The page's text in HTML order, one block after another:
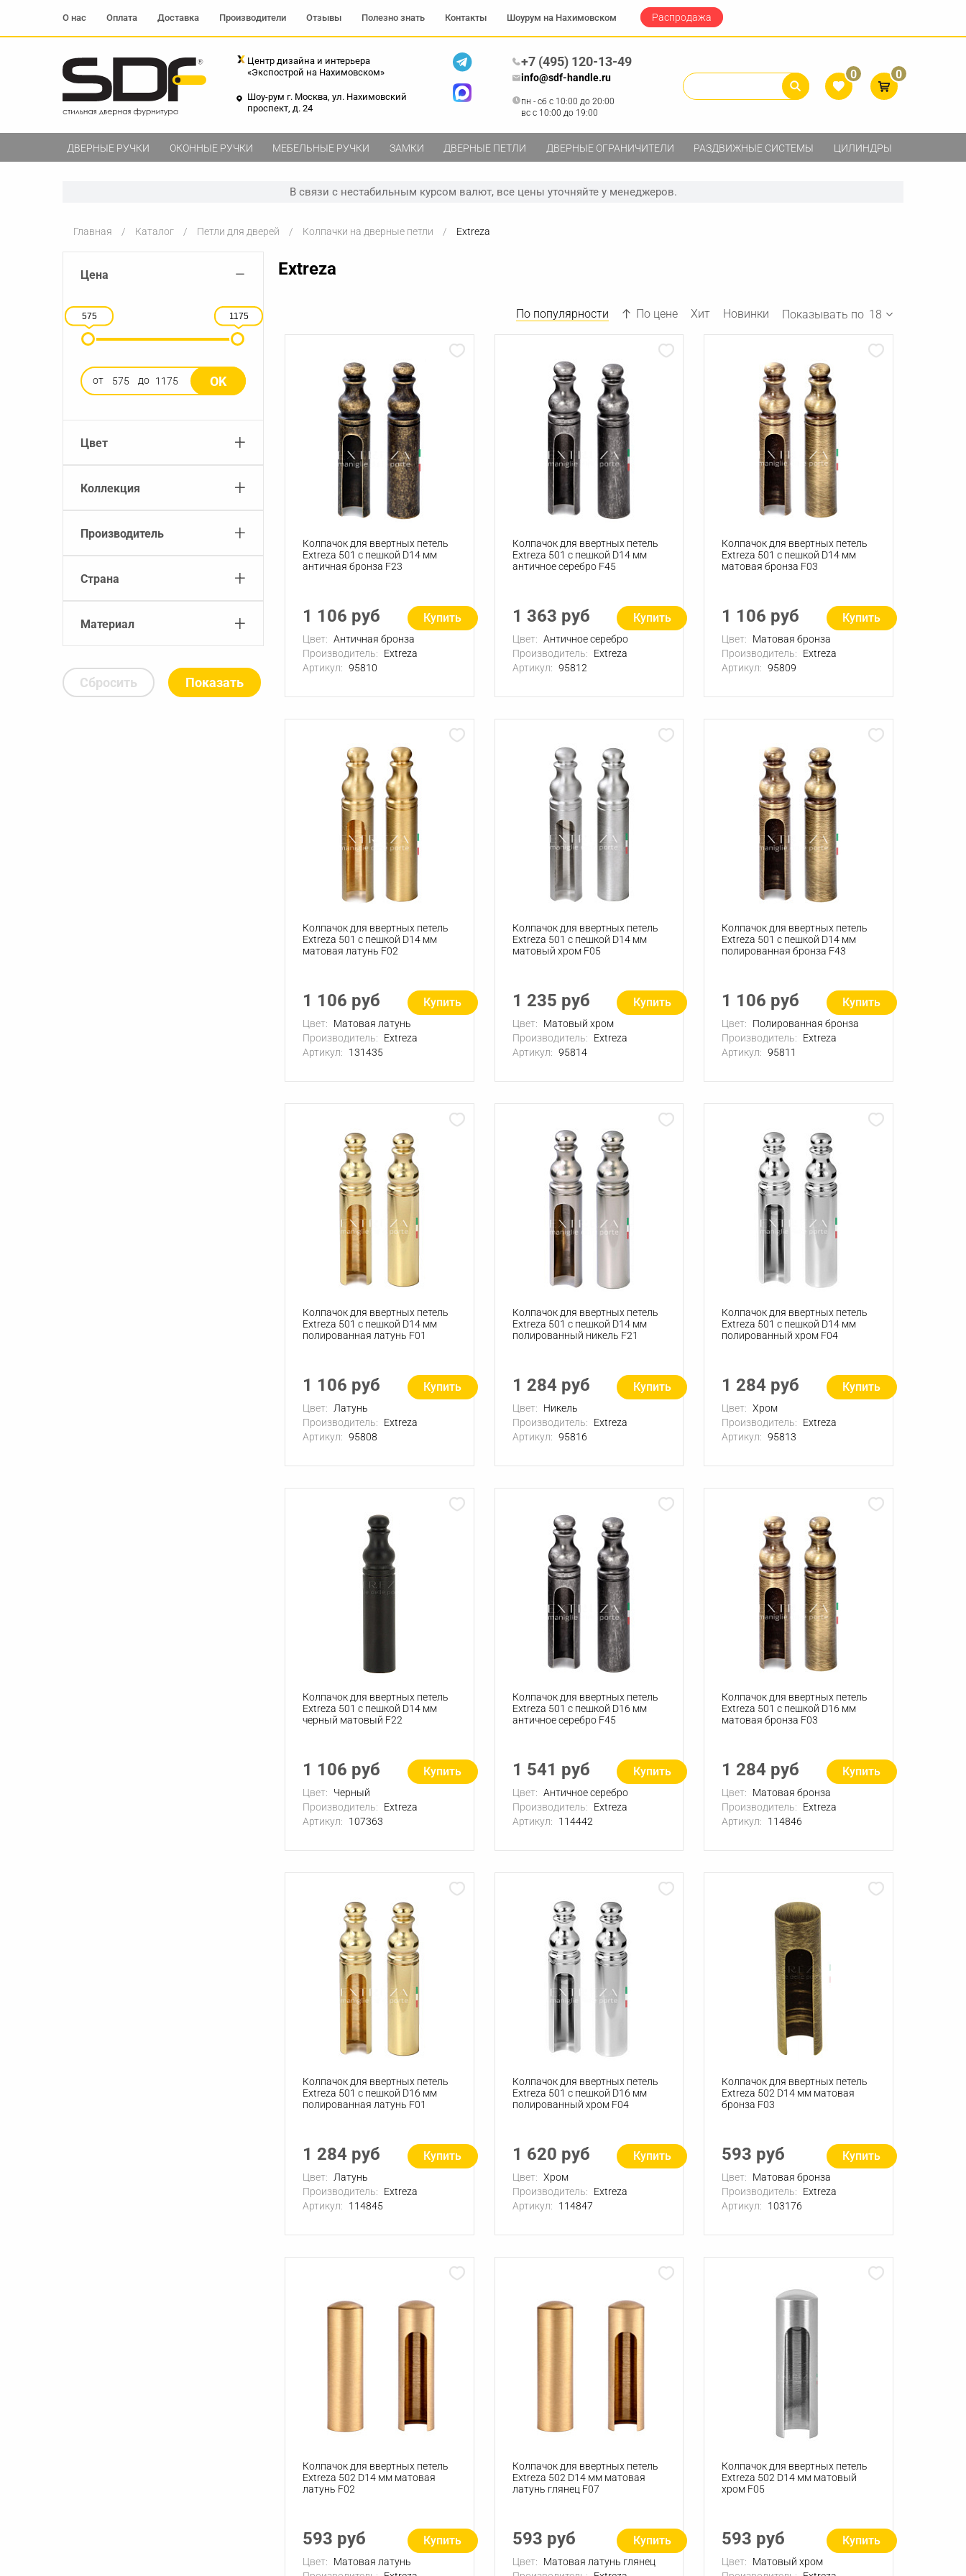
Центр дизайна и интерьера
«Экспострой на Нахимовском»
Шоу-рум г. Москва, ул. Нахимовский
проспект, д. 24
+7 (495) 120-13-49
info@sdf-handle.ru
пн - сб c 10:00 до 20:00
вс c 10:00 до 19:00
0 0
О нас Оплата Доставка Производители Отзывы Полезно знать Контакты Шоурум на Нахимовском Распродажа
ДВЕРНЫЕ РУЧКИ ОКОННЫЕ РУЧКИ МЕБЕЛЬНЫЕ РУЧКИ ЗАМКИ ДВЕРНЫЕ ПЕТЛИ ДВЕРНЫЕ ОГРАНИЧИТЕЛИ РАЗДВИЖНЫЕ СИСТЕМЫ ЦИЛИНДРЫ
В связи с нестабильным курсом валют, все цены уточняйте у менеджеров.
Главная Каталог Петли для дверей Колпачки на дверные петли Extreza
Цена −
575 1175
от до OK
Цвет +
Коллекция +
Производитель +
Страна +
Материал +
Сбросить
Extreza
По популярности По цене Хит Новинки Показывать по 18
Колпачок для ввертных петель
Extreza 501 с пешкой D14 мм
античная бронза F23
1 106 руб Купить
Цвет: Античная бронза
Производитель:
Extreza
Артикул: 95810
Колпачок для ввертных петель
Extreza 501 с пешкой D14 мм
античное серебро F45
1 363 руб Купить
Цвет: Античное серебро
Производитель:
Extreza
Артикул: 95812
Колпачок для ввертных петель
Extreza 501 с пешкой D14 мм
матовая бронза F03
1 106 руб Купить
Цвет:
Матовая бронза
Производитель:
Extreza
Артикул: 95809
Колпачок для ввертных петель
Extreza 501 с пешкой D14 мм
матовая латунь F02
1 106 руб Купить
Цвет:
Матовая латунь
Производитель:
Extreza
Артикул:
131435
Колпачок для ввертных петель
Extreza 501 с пешкой D14 мм
матовый хром F05
1 235 руб Купить
Цвет:
Матовый хром
Производитель:
Extreza
Артикул: 95814
Колпачок для ввертных петель
Extreza 501 с пешкой D14 мм
полированная бронза F43
1 106 руб Купить
Цвет:
Полированная бронза
Производитель:
Extreza
Артикул: 95811
Колпачок для ввертных петель
Extreza 501 с пешкой D14 мм
полированная латунь F01
1 106 руб Купить
Цвет:
Латунь
Производитель:
Extreza
Артикул: 95808
Колпачок для ввертных петель
Extreza 501 с пешкой D14 мм
полированный никель F21
1 284 руб Купить
Цвет:
Никель
Производитель:
Extreza
Артикул: 95816
Колпачок для ввертных петель
Extreza 501 с пешкой D14 мм
полированный хром F04
1 284 руб Купить
Цвет: Хром
Производитель:
Extreza
Артикул: 95813
Колпачок для ввертных петель
Extreza 501 с пешкой D14 мм
черный матовый F22
1 106 руб Купить
Цвет:
Черный
Производитель:
Extreza
Артикул:
107363
Колпачок для ввертных петель
Extreza 501 с пешкой D16 мм
античное серебро F45
1 541 руб Купить
Цвет: Античное серебро
Производитель:
Extreza
Артикул:
114442
Колпачок для ввертных петель
Extreza 501 с пешкой D16 мм
матовая бронза F03
1 284 руб Купить
Цвет:
Матовая бронза
Производитель:
Extreza
Артикул:
114846
Колпачок для ввертных петель
Extreza 501 с пешкой D16 мм
полированная латунь F01
1 284 руб Купить
Цвет:
Латунь
Производитель:
Extreza
Артикул:
114845
Колпачок для ввертных петель
Extreza 501 с пешкой D16 мм
полированный хром F04
1 620 руб Купить
Цвет: Хром
Производитель:
Extreza
Артикул:
114847
Колпачок для ввертных петель
Extreza 502 D14 мм матовая
бронза F03
593 руб Купить
Цвет:
Матовая бронза
Производитель:
Extreza
Артикул:
103176
Колпачок для ввертных петель
Extreza 502 D14 мм матовая
латунь F02
593 руб Купить
Цвет:
Матовая латунь
Колпачок для ввертных петель
Extreza 502 D14 мм матовая
латунь глянец F07
593 руб Купить
Цвет:
Матовая латунь глянец
Колпачок для ввертных петель
Extreza 502 D14 мм матовый
хром F05
593 руб Купить
Цвет:
Матовый хром